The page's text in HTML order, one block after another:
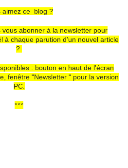
aimez ce blog ?
abonner à la newsletter pour
à chaque parution d'un nouvel article
?
: bouton en haut de l'écran
fenêtre "Newsletter " pour la version
PC.
°°°